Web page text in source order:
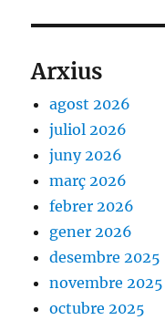
Arxius
agost 2026
juliol 2026
juny 2026
març 2026
febrer 2026
gener 2026
desembre 2025
novembre 2025
octubre 2025